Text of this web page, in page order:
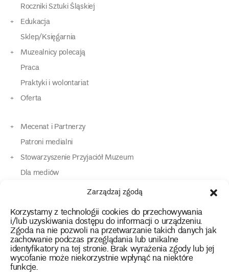
Zarządzaj zgodą
Korzystamy z technologii cookies do przechowywania
i/lub uzyskiwania dostępu do informacji o urządzeniu.
Zgoda na nie pozwoli na przetwarzanie takich danych jak
zachowanie podczas przeglądania lub unikalne
identyfikatory na tej stronie. Brak wyrażenia zgody lub jej
wycofanie może niekorzystnie wpłynąć na niektóre
funkcje.
Roczniki Sztuki Śląskiej
Edukacja
Sklep/Księgarnia
Muzealnicy polecają
Praca
Praktyki i wolontariat
Oferta
Mecenat i Partnerzy
Patroni medialni
Stowarzyszenie Przyjaciół Muzeum
Dla mediów
Dla osób o specjalnych potrzebach
Kontakt
instagram
twitterfacebookyoutube
tiktok
Polityka prywatności